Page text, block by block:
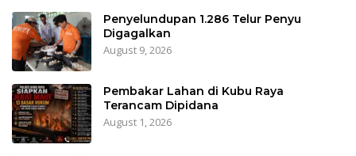
Penyelundupan 1.286 Telur Penyu
Digagalkan
August 9, 2026
Pembakar Lahan di Kubu Raya
Terancam Dipidana
August 1, 2026